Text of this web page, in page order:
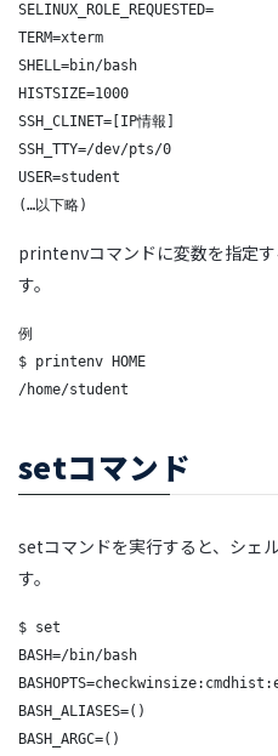
SELINUX_ROLE_REQUESTED=
TERM=xterm
SHELL=bin/bash
HISTSIZE=1000
SSH_CLINET=[IP情報]
SSH_TTY=/dev/pts/0
USER=student
(…以下略)
printenvコマンドに変数を指定
す。
例
$ printenv HOME
/home/student
setコマンド
setコマンドを実行すると、シェ
す。
$ set
BASH=/bin/bash
BASH_ALIASES=()
BASH_ARGC=()